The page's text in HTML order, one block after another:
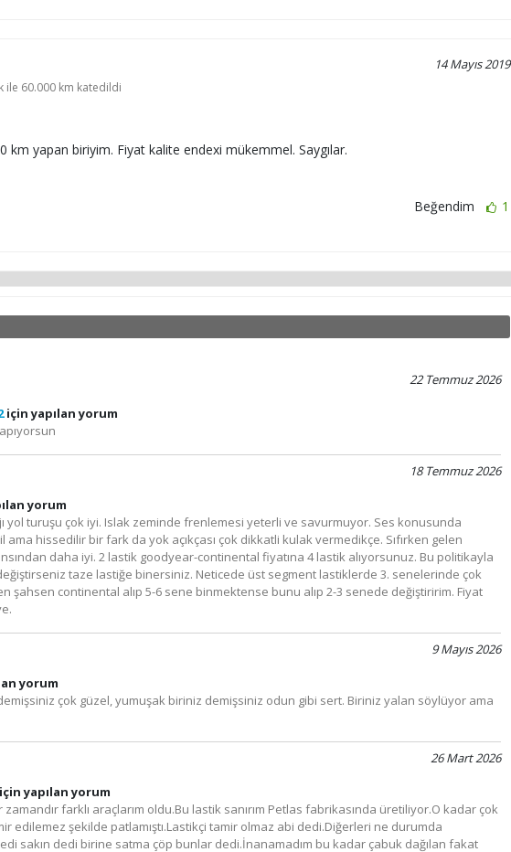
14 Mayıs 2019
ile 60.000 km katedildi
km yapan biriyim. Fiyat kalite endexi mükemmel. Saygılar.
Beğendim 1
22 Temmuz 2026
için yapılan yorum
18 Temmuz 2026
yorum
yol turuşu çok iyi. Islak zeminde frenlemesi yeterli ve savurmuyor. Ses konusunda
ama hissedilir bir fark da yok açıkçası çok dikkatli kulak vermedikçe. Sıfırken gelen
daha iyi. 2 lastik goodyear-continental fiyatına 4 lastik alıyorsunuz. Bu politikayla
taze lastiğe binersiniz. Neticede üst segment lastiklerde 3. senelerinde çok
şahsen continental alıp 5-6 sene binmektense bunu alıp 2-3 senede değiştiririm. Fiyat
9 Mayıs 2026
yorum
çok güzel, yumuşak biriniz demişsiniz odun gibi sert. Biriniz yalan söylüyor ama
26 Mart 2026
için yapılan yorum
zamandır farklı araçlarım oldu.Bu lastik sanırım Petlas fabrikasında üretiliyor.O kadar çok
edilemez şekilde patlamıştı.Lastikçi tamir olmaz abi dedi.Diğerleri ne durumda
sakın dedi birine satma çöp bunlar dedi.İnanamadım bu kadar çabuk dağılan fakat